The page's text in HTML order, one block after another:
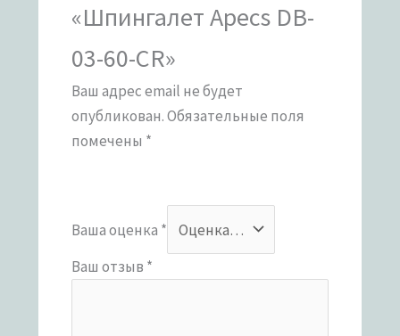
«Шпингалет Apecs DB-
03-60-CR»
Ваш адрес email не будет
опубликован.Обязательные поля
помечены *
Ваша оценка *
Ваш отзыв *